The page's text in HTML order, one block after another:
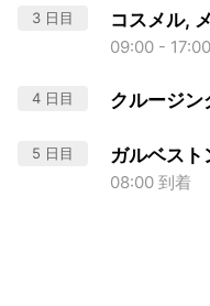
3 日目 コスメル,
09:00 - 17:00
4 日目 クルージン
5 日目 ガルベスト
08:00 到着